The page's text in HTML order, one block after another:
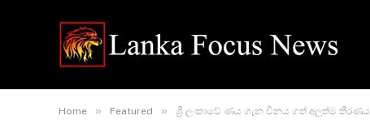
Home » Featured » ශ්‍රී ලංකාවේ ණය ගැන චීනය ගත් අලුත්ම තීරණය